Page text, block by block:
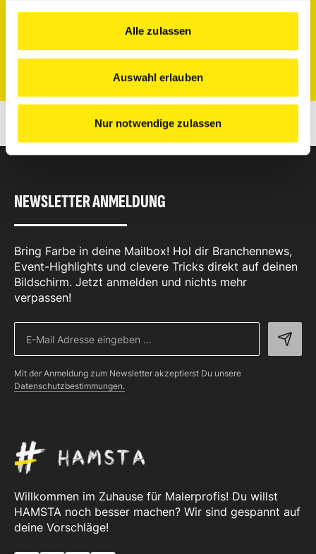
Alle zulassen
Auswahl erlauben
Nur notwendige zulassen
DU HAST NOCH FRAGEN?
FARBEN SCHULTZE GMBH & CO. KG
NEWSLETTER ANMELDUNG
Bring Farbe in deine Mailbox! Hol dir Branchennews,
Event-Highlights und clevere Tricks direkt auf deinen
Bildschirm. Jetzt anmelden und nichts mehr
verpassen!
Mit der Anmeldung zum Newsletter akzeptierst Du unsere
Datenschutzbestimmungen.
Willkommen im Zuhause für Malerprofis! Du willst
HAMSTA noch besser machen? Wir sind gespannt auf
deine Vorschläge!